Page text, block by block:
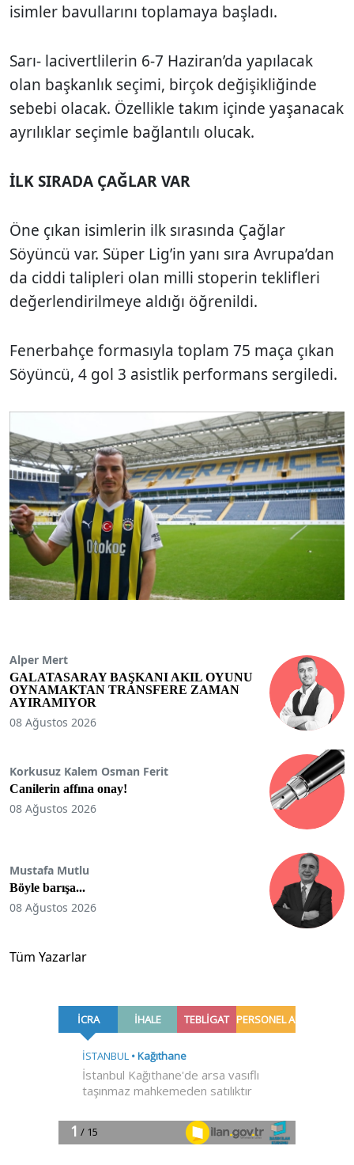
isimler bavullarını toplamaya başladı.
Sarı- lacivertlilerin 6-7 Haziran’da yapılacak
olan başkanlık seçimi, birçok değişikliğinde
sebebi olacak. Özellikle takım içinde yaşanacak
ayrılıklar seçimle bağlantılı olucak.
İLK SIRADA ÇAĞLAR VAR
Öne çıkan isimlerin ilk sırasında Çağlar
Söyüncü var. Süper Lig’in yanı sıra Avrupa’dan
da ciddi talipleri olan milli stoperin teklifleri
değerlendirilmeye aldığı öğrenildi.
Fenerbahçe formasıyla toplam 75 maça çıkan
Söyüncü, 4 gol 3 asistlik performans sergiledi.
Alper Mert
GALATASARAY BAŞKANI AKIL OYUNU
OYNAMAKTAN TRANSFERE ZAMAN
AYIRAMIYOR
08 Ağustos 2026
Korkusuz Kalem Osman Ferit
Canilerin affına onay!
08 Ağustos 2026
Mustafa Mutlu
Böyle barışa...
08 Ağustos 2026
Tüm Yazarlar